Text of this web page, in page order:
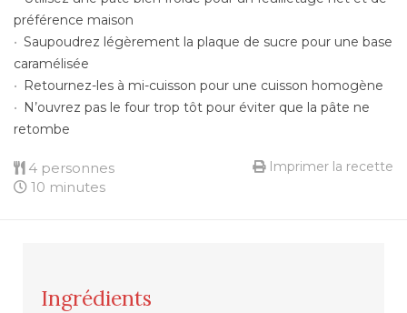
préférence maison
Saupoudrez légèrement la plaque de sucre pour une base
caramélisée
Retournez-les à mi-cuisson pour une cuisson homogène
N’ouvrez pas le four trop tôt pour éviter que la pâte ne
retombe
4 personnes
10 minutes
Imprimer la recette
Ingrédients